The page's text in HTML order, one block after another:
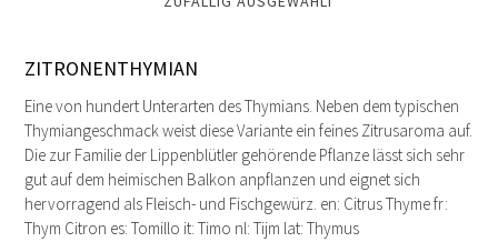
ZITRONENTHYMIAN
Eine von hundert Unterarten des Thymians. Neben dem typischen
Thymiangeschmack weist diese Variante ein feines Zitrusaroma auf.
Die zur Familie der Lippenblütler gehörende Pflanze lässt sich sehr
gut auf dem heimischen Balkon anpflanzen und eignet sich
hervorragend als Fleisch- und Fischgewürz. en: Citrus Thyme fr:
Thym Citron es: Tomillo it: Timo nl: Tijm lat: Thymus